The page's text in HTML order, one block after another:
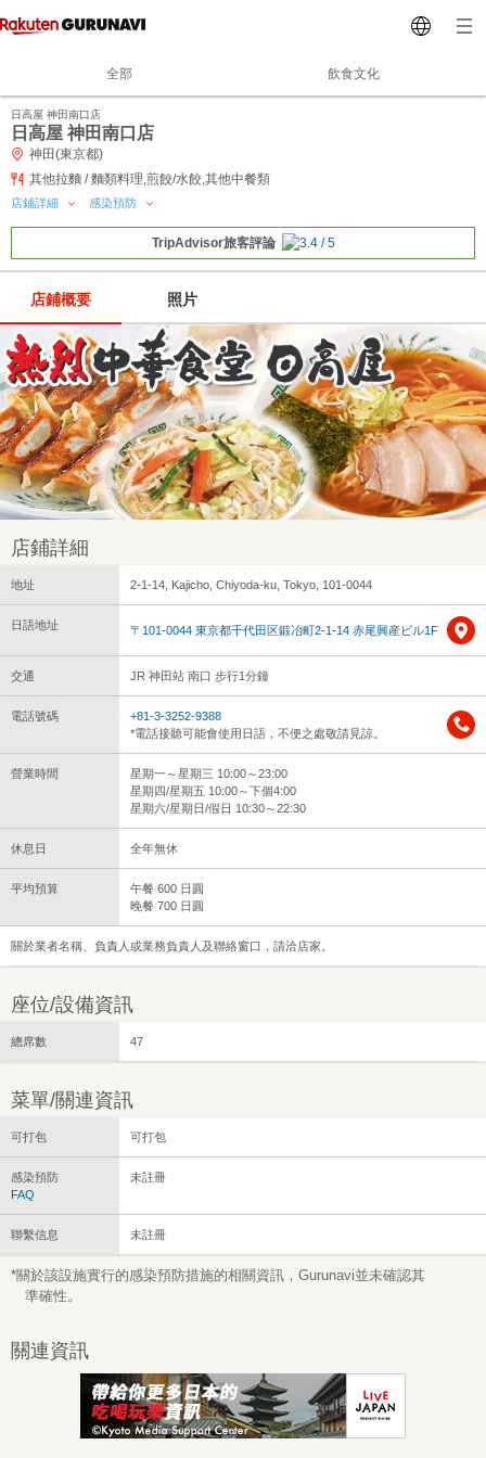
全部 飲食文化
日高屋 神田南口店
日高屋 神田南口店
神田(東京都)
其他拉麵 / 麵類料理,煎餃/水餃,其他中餐類
店鋪詳細 感染預防
TripAdvisor旅客評論
店鋪概要 照片
店鋪詳細
地址 2-1-14, Kajicho, Chiyoda-ku, Tokyo, 101-0044
日語地址 〒101-0044 東京都千代田区鍛冶町2-1-14 赤尾興産ビル1F
交通 JR 神田站 南口 步行1分鐘
電話號碼
+81-3-3252-9388
*電話接聽可能會使用日語，不便之處敬請見諒。
營業時間
星期一～星期三 10:00～23:00
星期四/星期五 10:00～下個4:00
星期六/星期日/假日 10:30～22:30
休息日 全年無休
平均預算
午餐 600 日圓
晚餐 700 日圓
關於業者名稱、負責人或業務負責人及聯絡窗口，請洽店家。
座位/設備資訊
總席數 47
菜單/關連資訊
可打包 可打包
感染預防
FAQ
未註冊
聯繫信息 未註冊
*關於該設施實行的感染預防措施的相關資訊，Gurunavi並未確認其
準確性。
關連資訊